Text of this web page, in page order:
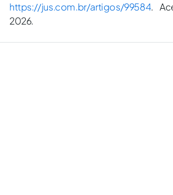
https://jus.com.br/artigos/99584.
2026.